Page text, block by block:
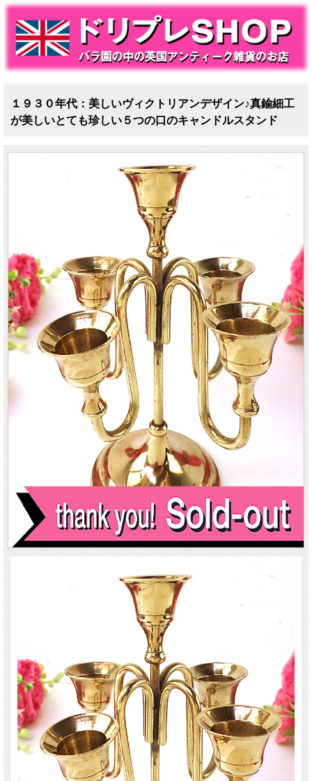
１９３０年代：美しいヴィクトリアンデザイン♪真鍮細工
が美しいとても珍しい５つの口のキャンドルスタンド